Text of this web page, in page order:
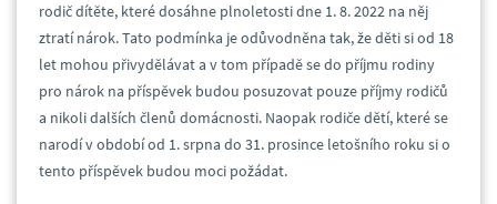
rodič dítěte, které dosáhne plnoletosti dne 1. 8. 2022 na něj
ztratí nárok. Tato podmínka je odůvodněna tak, že děti si od 18
let mohou přivydělávat a v tom případě se do příjmu rodiny
pro nárok na příspěvek budou posuzovat pouze příjmy rodičů
a nikoli dalších členů domácnosti. Naopak rodiče dětí, které se
narodí v období od 1. srpna do 31. prosince letošního roku si o
tento příspěvek budou moci požádat.